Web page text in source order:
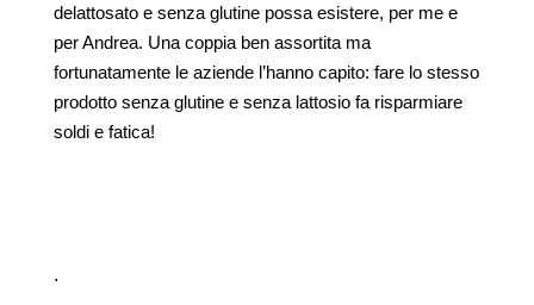
delattosato e senza glutine possa esistere, per me e
per Andrea. Una coppia ben assortita ma
fortunatamente le aziende l’hanno capito: fare lo stesso
prodotto senza glutine e senza lattosio fa risparmiare
soldi e fatica!
.